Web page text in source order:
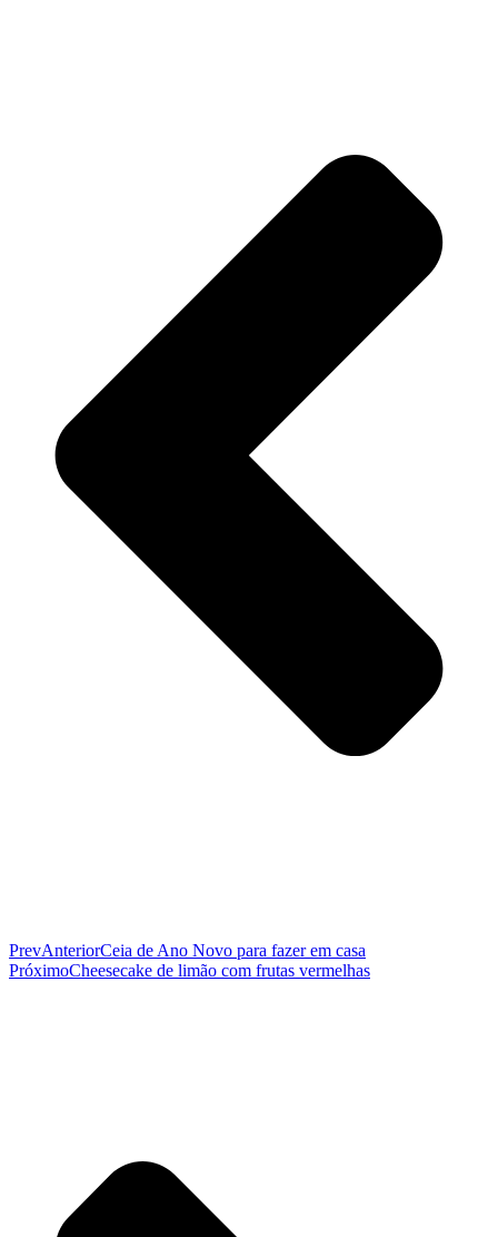
PrevAnteriorCeia de Ano Novo para fazer em casa
PróximoCheesecake de limão com frutas vermelhas